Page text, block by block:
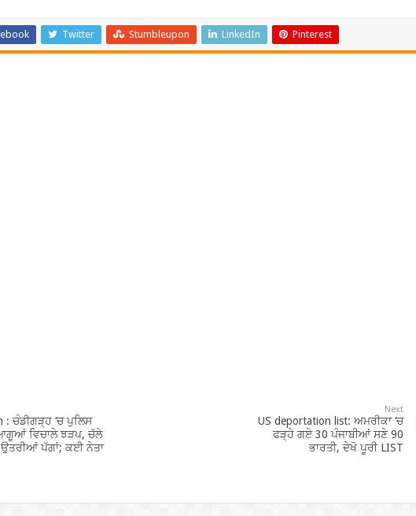
Twitter Stumbleupon LinkedIn Pinterest
: ਚੰਡੀਗੜ੍ਹ ‘ਚ ਪੁਲਿਸ
ਆਗੂਆਂ ਵਿਚਾਲੇ ਝੜਪ, ਚੱਲੇ
ਪੱਗਾਂ; ਕਈ ਨੇਤਾ
Next
US deportation list: ਅਮਰੀਕਾ ‘ਚ
ਫੜ੍ਹੇ ਗਏ 30 ਪੰਜਾਬੀਆਂ ਸਣੇ 90
ਭਾਰਤੀ, ਦੇਖੋ ਪੂਰੀ LIST